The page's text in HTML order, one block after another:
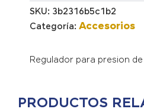
SKU: 3b2316b5c1b2
Categoría: Accesorios
Regulador para presion
PRODUCTOS